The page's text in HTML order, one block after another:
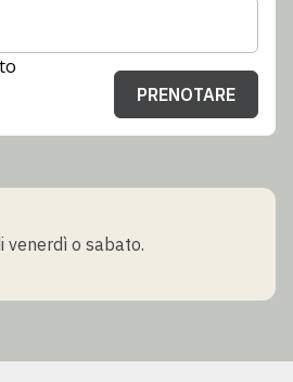
di camere e di ospiti per il
PRENOTARE
venerdì o sabato.